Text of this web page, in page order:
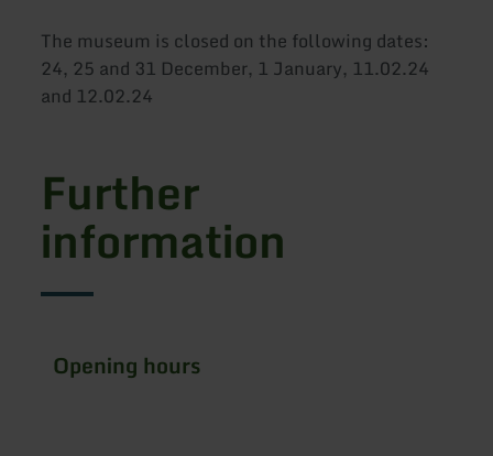
The museum is closed on the following dates:
24, 25 and 31 December, 1 January, 11.02.24
and 12.02.24
Further
information
Opening hours